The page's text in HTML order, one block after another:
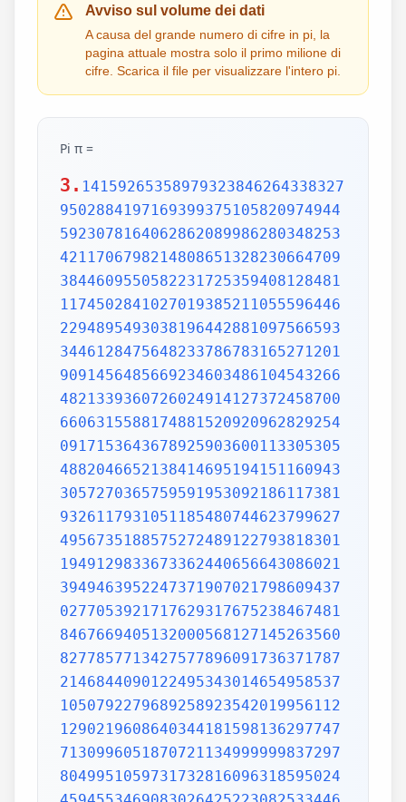
Avviso sul volume dei dati
A causa del grande numero di cifre in pi, la
pagina attuale mostra solo il primo milione di
cifre. Scarica il file per visualizzare l'intero pi.
Pi π =
3. 1415926535897932384626433832795028841971693993751058209749445923078164062862089986280348253421170679821480865132823066470938446095505822317253594081284811174502841027019385211055596446229489549303819644288109756659334461284756482337867831652712019091456485669234603486104543266482133936072602491412737245870066063155881748815209209628292540917153643678925903600113305305488204665213841469519415116094330572703657595919530921861173819326117931051185480744623799627495673518857527248912279381830119491298336733624406566430860213949463952247371907021798609437027705392171762931767523846748184676694051320005681271452635608277857713427577896091736371787214684409012249534301465495853710507922796892589235420199561121290219608640344181598136297747713099605187072113499999983729780499510597317328160963185950244594553469083026425223082533446850352619311881710100031378387528865875332083814206171776691473035982534904287554687311595628638823537875937519577818577805321712268066130019278766111959092164201989380952572010654858632788659361533818279682303019520353018529689957736225994138912497217752834791315155748572424541506959508295331168617278558890750983817546374649393192550604009277016711390098488240128583616035637076601047101819429555961989467678374494482553797747268471040475346462080466842590694912933136770289891521047521620569660240580381501935112533824300355876402474964732639141992726042699227967823547816360093417216412199245863150302861829745557067498385054945885869269956909272107975093029553211653449872027559602364806654991198818347977535663698074265425278625518184175746728909777727938000816470600161452491921732172147723501414419735685481613611573525521334757418494684385233239073941433345477624168625189835694855620992192221842725502542568876717904946016534668049886272327917860857843838279679766814541009538837863609506800642251252051173929848960841284886269456042419652850222106611863067442786220391949450471237137869609563643719172874677646575739624138908658326459958133904780275900994657640789512694683983525957098258226205224894077267194782684826014769909026401363944374553050682034962524517493996514314298091906592509372216964615157098583874105978859597729754989301617539284681382686838689427741559918559252459539594310499725246808459872736446958486538367362226260991246080512438843904512441365497627807977156914359977001296160894416948685558484063534220722258284886481584560285060168427394522674676788952521385225499546667278239864565961163548862305774564980355936345681743241125150760694794510965960940252288797108931456691368672287489405601015033086179286809208747609178249385890097149096759852613655497818931297848216829989487226588048575640142704775551323796414515237462343645428584447952658678210511413547357395231134271661021359695362314429524849371871101457654035902799344037420073105785390621983874478084784896833214457138687519435064302184531910484810053706146806749192781911979399520614196634287544406437451237181921799983910159195618146751426912397489409071864942319615679452080951465502252316038819301420937621378559566389377870830390697920773467221825625996615014215030680384477345492026054146659252014974428507325186660021324340881907104863317346496514539057962685610055081066587969981635747363840525714591028970641401109712062804390397595156771577004203378699360072305587631763594218731251471205329281918261861258673215791984148488291644706095752706957220917567116722910981690915280173506712748583222871835209353965725121083579151369882091444210067510334671103141267111369908658516398315019701651511685171437657618351556508849099898599823873455283316355076479185358932261854896321329330898570642046752590709154814165498594616371802709819943099244889575712828905923233260972997120844335732654893823911932597463667305836041428138830320382490375898524374417029132765618093773444030707469211201913020330380197621101100449293215160842444859637669838952286847831235526582131449576857262433441893039686426243410773226978028073189154411010446823252716201052652272111660396665573092547110557853763466820653109896526918620564769312570586356620185581007293606598764861179104533488503461136576867532494416680396265797877185560845529654126654085306143444318586769751456614068007002378776591344017127494704205622305389945613140711270004078547332699390814546646458807972708266830634328587856983052358089330657574067954571637752542021149557615814002501262285941302164715509792592309907965473761255176567513575178296664547791745011299614890304639947132962107340437518957359614589019389713111790429782856475032031986915140287080859904801094121472213179476477726224142548545403321571853061422881375850430633217518297986622371721591607716692547487389866549494501146540628433663937900397692656721463853067360965712091807638327166416274888800786925602902284721040317211860820419000422966171196377921337575114959501566049631862947265473642523081770367515906735023507283540567040386743513622224771589150495309844489333096340878076932599397805419341447377441842631298608099888687413260472156951623965864573021631598193195167353812974167729478672422924654366800980676928238280689964004824354037014163149658979409243237896907069779422362508221688957383798623001593776471651228935786015881617557829735233446042815126272037343146531977774160319906655418763979293344195215413418994854447345673831624993419131814809277771038638773431772075456545322077709212019051660962804909263601975988281613323166636528619326686336062735676303544776280350450777235547105859548702790814356240145171806246436267945612753181340783303362542327839449753824372058353114771199260638133467768796959703098339130771098704085913374641442822772634659470474587847787201927715280731767907707157213444730605700733492436931138350493163128404251219256517980694113528013147013047816437885185290928545201165839341965621349143415956258658655705526904965209858033850722426482939728584783163057777560688876446248246857926039535277348030480290058760758251047470916439613626760449256274204208320856611906254543372131535958450687724602901618766795240616342522577195429162991930645537799140373404328752628889639958794757291746426357455254079091451357111369410911939325191076020825202618798531887705842972591677813149699009019211697173727847684726860849003377024242916513005005168323364350389517029893922334517220138128069650117844087451960121228599371623130171144484640903890644954440061986907548516026327505298349187407866808818338510228334508504860825039302133219715518430635455007668282949304137765527939751754613953984683393638304746119966538581538420568533862186725233402830871123282789212507712629463229563989898935821167456270102183564622013496715188190973038119800497340723961036854066431939509790190699639552453005450580685501956730229219139339185680344903982059551002263535361920419947455385938102343955449597783779023742161727111723643435439478221818528624085140066604433258885698670543154706965747458550332323342107301545940516553790686627333799585115625784322988273723198987571415957811196358330059408730681216028764962867446047746491599505497374256269010490377819868359381465741268049256487985561453723478673303904688383436346553794986419270563872931748723320837601123029911367938627089438799362016295154133714248928307220126901475466847653576164773794675200490757155527819653621323926406160136358155907422020203187277605277219005561484255518792530343513984425322341576233610642506390497500865627109535919465897514131034822769306247435363256916078154781811528436679570611086153315044521274739245449454236828860613408414863776700961207151249140430272538607648236341433462351897576645216413767969031495019108575984423919862916421939949072362346468441173940326591840443780513338945257423995082965912285085558215725031071257012668302402929525220118726767562204154205161841634847565169998116141010029960783869092916030288400269104140792886215078424516709087000699282120660418371806535567252532567532861291042487761825829765157959847035622262934860034158722980534989650226291748788202734209222245339856264766914905562842503912757710284027998066365825488926488025456610172967026640765590429099456815065265305371829412703369313785178609040708667114965583434347693385781711386455873678123014587687126603489139095620099393610310291616152881384379099042317473363948045759314931405297634757481193567091101377517210080315590248530906692037671922033229094334676851422144773793937517034436619910403375111735471918550464490263655128162288244625759163330391072253837421821408835086573917715096828874782656995995744906617583441375223970968340800535598491754173818839994469748676265516582765848358845314277568790029095170283529716344562129640435231176006651012412006597558512761785838292041974844236080071930457618932349229279650198751872127267507981255470958904556357921221033346697499235630254947802490114195212382815309114079073860251522742995818072471625916685451333123948049470791191532673430282441860414263639548000448002670496248201792896476697583183271314251702969234889627668440323260927524960357996469256504936818360900323809293459588970695365349406034021665443755890045632882250545255640564482465151875471196218443965825337543885690941130315095261793780029741207665147939425902989695946995565761218656196733786236256125216320862869222103274889218654364802296780705765615144632046927906821207388377814233562823608963208068222468012248261177185896381409183903673672220888321513755600372798394004152970028783076670944474560134556417254370906979396122571429894671543578468788614445812314593571984922528471605049221242470141214780573455105008019086996033027634787081081754501193071412233908663938339529425786905076431006383519834389341596131854347546495569781038293097164651438407007073604112373599843452251610507027056235266012764848308407611830130527932054274628654036036745328651057065874882256981579367897669742205750596834408697350201410206723585020072452256326513410559240190274216248439140359989535394590944070469120914093870012645600162374288021092764579310657922955249887275846101264836999892256959688159205600101655256375678